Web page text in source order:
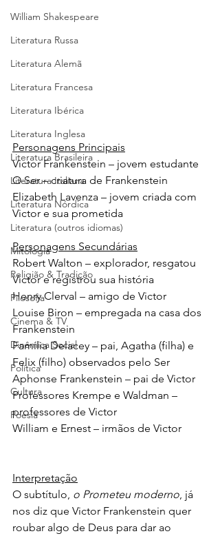
William Shakespeare
Literatura Russa
Literatura Alemã
Literatura Francesa
Literatura Ibérica
Literatura Inglesa
Literatura Brasileira
Literatura Italiana
Literatura Nórdica
Literatura (outros idiomas)
Mitologia
Religião & Tradição
Filosofia
Cinema & TV
Dinâmica Social
Política
Cultura
Poesia
Personagens Principais
Victor Frankenstein – jovem estudante
O Ser – criatura de Frankenstein
Elizabeth Lavenza – jovem criada com
Victor e sua prometida
Personagens Secundárias
Robert Walton – explorador, resgatou
Victor e registrou sua história
Henry Clerval – amigo de Victor
Louise Biron – empregada na casa dos
Frankenstein
Família Delacey – pai, Agatha (filha) e
Felix (filho) observados pelo Ser
Aphonse Frankenstein – pai de Victor
Professores Krempe e Waldman –
professores de Victor
William e Ernest – irmãos de Victor
Interpretação
O subtítulo, o Prometeu moderno, já
nos diz que Victor Frankenstein quer
roubar algo de Deus para dar ao